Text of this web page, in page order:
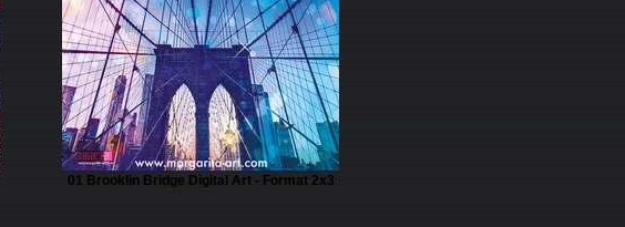
01 Brooklin Bridge Digital Art - Format 2x3